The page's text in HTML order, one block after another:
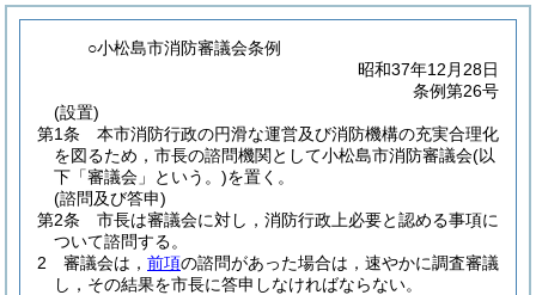
○小松島市消防審議会条例
昭和37年12月28日
条例第26号
(設置)
第1条
本市消防行政の円滑な運営及び消防機構の充実合理化
を図るため，市長の諮問機関として小松島市消防審議会(以
下「審議会」という。)を置く。
(諮問及び答申)
第2条
市長は審議会に対し，消防行政上必要と認める事項に
ついて諮問する。
2
審議会は， 前項の諮問があった場合は，速やかに調査審議
し，その結果を市長に答申しなければならない。